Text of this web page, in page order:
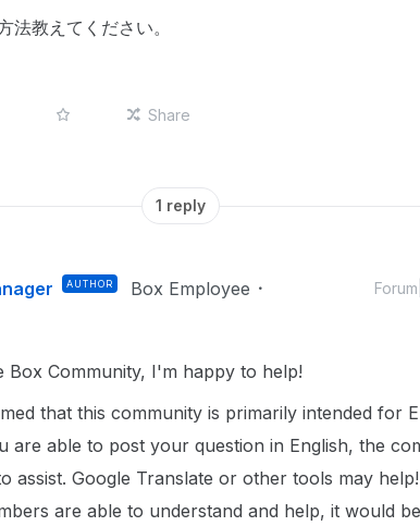
法教えてください。
Share
1 reply
AUTHOR Box Employee
Box Community, I'm happy to help!
that this community is primarily intended for
are able to post your question in English, the
assist. Google Translate or other tools may
are able to understand and help, it would